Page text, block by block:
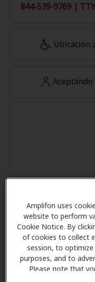
Amplifon uses
website to perform
Cookie Notice. By
of cookies to collect
session, to
purposes, and to
Please note that
844-539-9769 |
Ubicación